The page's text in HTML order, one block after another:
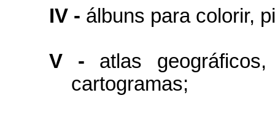
IV - álbuns para colorir,
V -
atlas
cartogramas;